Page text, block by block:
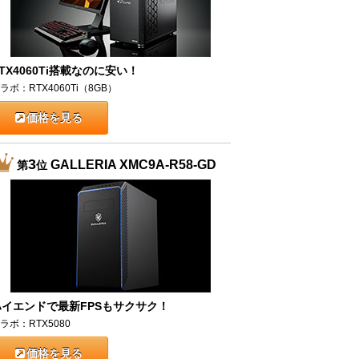
搭載なのに安い！
ボ：RTX4060Ti（8GB）
価格を見る
第3位GALLERIA XMC9A-R58-GD
エンドで最新FPSもサクサク！
ボ：RTX5080
価格を見る